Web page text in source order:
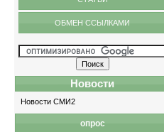
ОБМЕН ССЫЛКАМИ
Новости
Новости СМИ2
опрос